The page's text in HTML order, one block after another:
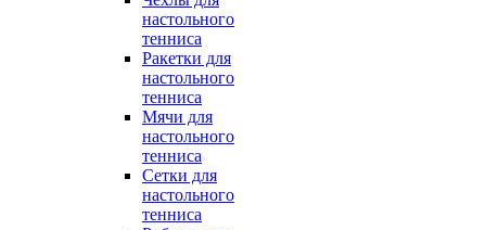
настольного
тенниса
Ракетки для
настольного
тенниса
Мячи для
настольного
тенниса
Сетки для
настольного
тенниса